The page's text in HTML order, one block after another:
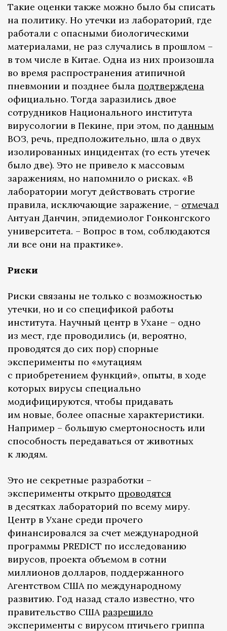
Такие оценки также можно было бы списать
на политику. Но утечки из лабораторий, где
работали с опасными биологическими
материалами, не раз случались в прошлом –
в том числе в Китае. Одна из них произошла
во время распространения атипичной
пневмонии и позднее была подтверждена
официально. Тогда заразились двое
сотрудников Национального института
вирусологии в Пекине, при этом, по данным
ВОЗ, речь, предположительно, шла о двух
изолированных инцидентах (то есть утечек
было две). Это не привело к массовым
заражениям, но напомнило о рисках. «В
лаборатории могут действовать строгие
правила, исключающие заражение, – отмечал
Антуан Данчин, эпидемиолог Гонконгского
университета. – Вопрос в том, соблюдаются
ли все они на практике».
Риски
Риски связаны не только с возможностью
утечки, но и со спецификой работы
института. Научный центр в Ухане – одно
из мест, где проводились (и, вероятно,
проводятся до сих пор) спорные
эксперименты по «мутациям
с приобретением функций», опыты, в ходе
которых вирусы специально
модифицируются, чтобы придавать
им новые, более опасные характеристики.
Например – большую смертоносность или
способность передаваться от животных
к людям.
Это не секретные разработки –
эксперименты открыто проводятся
в десятках лабораторий по всему миру.
Центр в Ухане среди прочего
финансировался за счет международной
программы PREDICT по исследованию
вирусов, проекта объемом в сотни
миллионов долларов, поддержанного
Агентством США по международному
развитию. Год назад стало известно, что
правительство СШАразрешило
эксперименты с вирусом птичьего гриппа